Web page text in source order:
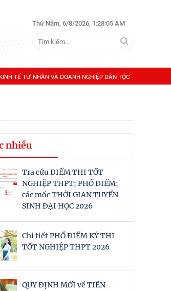
Thứ Năm, 6/8/2026, 1:28:06 AM
TẾ TƯ NHÂN VÀ DOANH NGHIỆP DÂN TỘC
nhiều
Tra cứu ĐIỂM THI TỐT
NGHIỆP THPT; PHỔ ĐIỂM;
các mốc THỜI GIAN TUYỂN
SINH ĐẠI HỌC 2026
Chi tiết PHỔ ĐIỂM KỲ THI
TỐT NGHIỆP THPT 2026
QUY ĐỊNH MỚI về TIỀN